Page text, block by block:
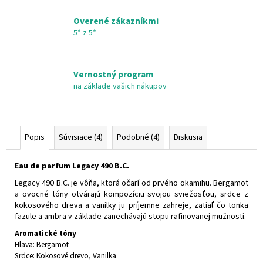
Overené zákazníkmi
5* z 5*
Vernostný program
na základe vašich nákupov
Popis Súvisiace (4) Podobné (4) Diskusia
Eau de parfum Legacy 490 B.C.
Legacy 490 B.C. je vôňa, ktorá očarí od prvého okamihu. Bergamot
a ovocné tóny otvárajú kompozíciu svojou sviežosťou, srdce z
kokosového dreva a vanilky ju príjemne zahreje, zatiaľ čo tonka
fazule a ambra v základe zanechávajú stopu rafinovanej mužnosti.
Aromatické tóny
Hlava: Bergamot
Srdce: Kokosové drevo, Vanilka